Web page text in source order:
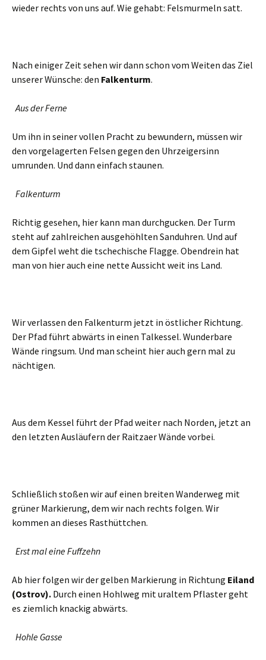
wieder rechts von uns auf. Wie gehabt: Felsmurmeln satt.
Nach einiger Zeit sehen wir dann schon vom Weiten das Ziel
unserer Wünsche: den Falkenturm.
Aus der Ferne
Um ihn in seiner vollen Pracht zu bewundern, müssen wir
den vorgelagerten Felsen gegen den Uhrzeigersinn
umrunden. Und dann einfach staunen.
Falkenturm
Richtig gesehen, hier kann man durchgucken. Der Turm
steht auf zahlreichen ausgehöhlten Sanduhren. Und auf
dem Gipfel weht die tschechische Flagge. Obendrein hat
man von hier auch eine nette Aussicht weit ins Land.
Wir verlassen den Falkenturm jetzt in östlicher Richtung.
Der Pfad führt abwärts in einen Talkessel. Wunderbare
Wände ringsum. Und man scheint hier auch gern mal zu
nächtigen.
Aus dem Kessel führt der Pfad weiter nach Norden, jetzt an
den letzten Ausläufern der Raitzaer Wände vorbei.
Schließlich stoßen wir auf einen breiten Wanderweg mit
grüner Markierung, dem wir nach rechts folgen. Wir
kommen an dieses Rasthüttchen.
Erst mal eine Fuffzehn
Ab hier folgen wir der gelben Markierung in Richtung Eiland
(Ostrov). Durch einen Hohlweg mit uraltem Pflaster geht
es ziemlich knackig abwärts.
Hohle Gasse